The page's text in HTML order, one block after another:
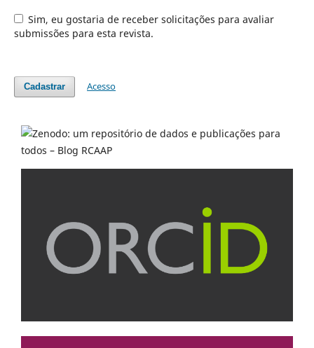
Sim, eu gostaria de receber solicitações para avaliar
submissões para esta revista.
Cadastrar Acesso